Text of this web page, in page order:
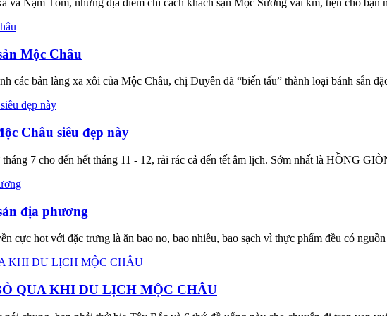
và Nậm Tôm, những địa điểm chỉ cách khách sạn Mộc Sương vài km, tiện cho bạn
Mộc Châu
các bản làng xa xôi của Mộc Châu, chị Duyên đã “biến tấu” thành loại bánh sắn
Châu siêu đẹp này
7 cho đến hết tháng 11 - 12, rải rác cả đến tết âm lịch. Sớm nhất là HỒNG
địa phương
cực hot với đặc trưng là ăn bao no, bao nhiều, bao sạch vì thực phẩm đều có
QUA KHI DU LỊCH MỘC CHÂU